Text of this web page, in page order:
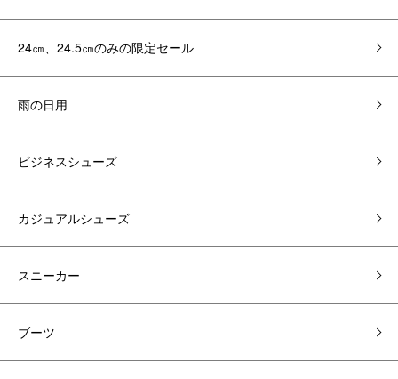
24㎝、24.5㎝のみの限定セール
雨の日用
ビジネスシューズ
カジュアルシューズ
スニーカー
ブーツ